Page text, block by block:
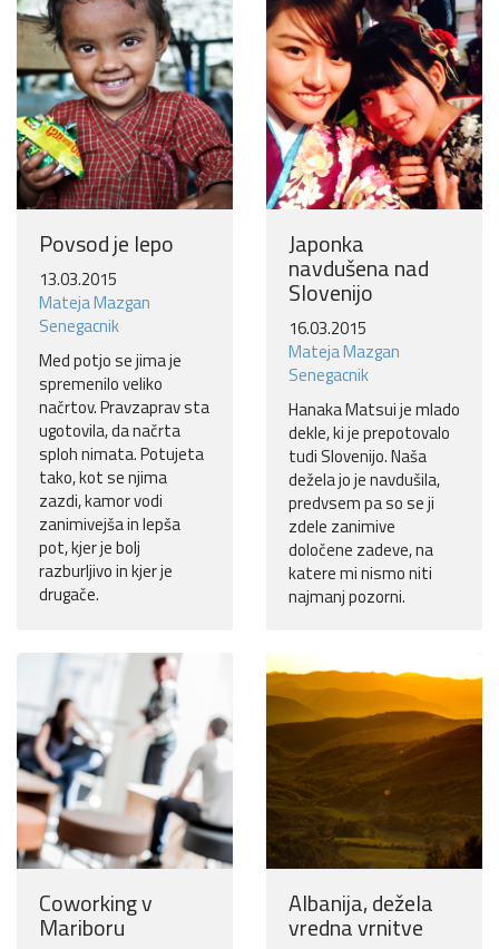
Povsod je lepo
13.03.2015
Mateja Mazgan
Senegacnik
Med potjo se jima je
spremenilo veliko
načrtov. Pravzaprav sta
ugotovila, da načrta
sploh nimata. Potujeta
tako, kot se njima
zazdi, kamor vodi
zanimivejša in lepša
pot, kjer je bolj
razburljivo in kjer je
drugače.
Japonka
navdušena nad
Slovenijo
16.03.2015
Mateja Mazgan
Senegacnik
Hanaka Matsui je mlado
dekle, ki je prepotovalo
tudi Slovenijo. Naša
dežela jo je navdušila,
predvsem pa so se ji
zdele zanimive
določene zadeve, na
katere mi nismo niti
najmanj pozorni.
Coworking v
Mariboru
Albanija, dežela
vredna vrnitve